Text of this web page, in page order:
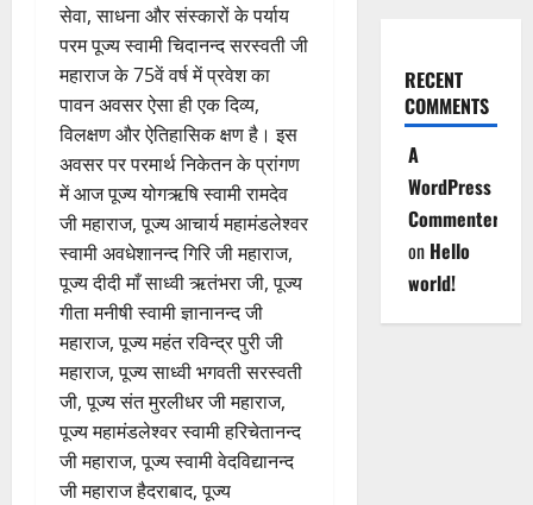
सेवा, साधना और संस्कारों के पर्याय
परम पूज्य स्वामी चिदानन्द सरस्वती जी
महाराज के 75वें वर्ष में प्रवेश का
पावन अवसर ऐसा ही एक दिव्य,
विलक्षण और ऐतिहासिक क्षण है। इस
अवसर पर परमार्थ निकेतन के प्रांगण
में आज पूज्य योगऋषि स्वामी रामदेव
जी महाराज, पूज्य आचार्य महामंडलेश्वर
स्वामी अवधेशानन्द गिरि जी महाराज,
पूज्य दीदी माँ साध्वी ऋतंभरा जी, पूज्य
गीता मनीषी स्वामी ज्ञानानन्द जी
महाराज, पूज्य महंत रविन्द्र पुरी जी
महाराज, पूज्य साध्वी भगवती सरस्वती
जी, पूज्य संत मुरलीधर जी महाराज,
पूज्य महामंडलेश्वर स्वामी हरिचेतानन्द
जी महाराज, पूज्य स्वामी वेदविद्यानन्द
जी महाराज हैदराबाद, पूज्य
RECENT
COMMENTS
A
WordPress
Commenter
on Hello
world!